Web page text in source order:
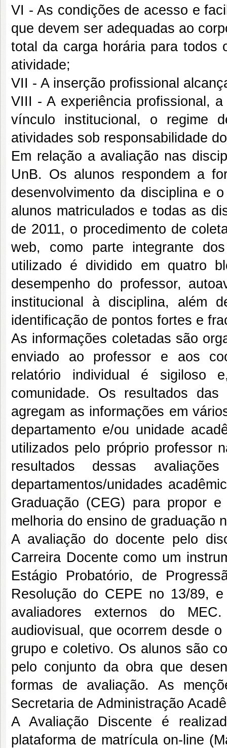
VI - As condições de acesso e
que devem ser adequadas ao
total da carga horária para todos
atividade;
VII - A inserção profissional
VIII - A experiência profissional,
vínculo institucional, o regime
atividades sob responsabilidade
Em relação a avaliação nas
UnB. Os alunos respondem a
desenvolvimento da disciplina e
alunos matriculados e todas as
de 2011, o procedimento de
web, como parte integrante
utilizado é dividido em quatro
desempenho do professor,
institucional à disciplina, além
identificação de pontos fortes e
As informações coletadas são
enviado ao professor e aos
relatório individual é sigiloso
comunidade. Os resultados
agregam as informações em
departamento e/ou unidade
utilizados pelo próprio professor
resultados dessas
departamentos/unidades
Graduação (CEG) para propor
melhoria do ensino de graduação
A avaliação do docente pelo
Carreira Docente como um
Estágio Probatório, de
Resolução do CEPE no 13/89,
avaliadores externos do
audiovisual, que ocorrem desde
grupo e coletivo. Os alunos são
pelo conjunto da obra que
formas de avaliação. As
Secretaria de Administração
A Avaliação Discente é
plataforma de matrícula on-line